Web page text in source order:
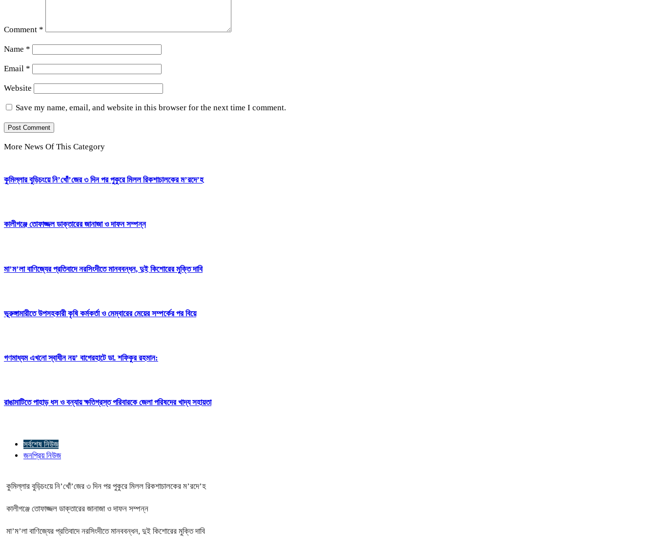
Comment *
Name *
Email *
Website
Save my name, email, and website in this browser for the next time I comment.
More News Of This Category
কুমিল্লার বুড়িচংয়ে নি’খোঁ’জের ৩ দিন পর পুকুরে মিলল রিকশাচালকের ম’রদে’হ
কালীগঞ্জে তোফাজ্জল ডাক্তারের জানাজা ও দাফন সম্পন্ন
মা’ম’লা বাণিজ্যের প্রতিবাদে নরসিংদীতে মানববন্ধন, দুই কিশোরের মুক্তি দাবি
ভূরুঙ্গামারীতে উপসহকারী কৃষি কর্মকর্তা ও মেম্বারের মেয়ের সম্পর্কের পর বিয়ে
গণমাধ্যম এখনো স্বাধীন নয়’ বাগেরহাটে ডা. শফিকুর রহমান:
রাঙামাটিতে পাহাড় ধস ও বন্যায় ক্ষতিগ্রস্ত পরিবারকে জেলা পরিষদের খাদ্য সহায়তা
সর্বশেষ নিউজ
জনপ্রিয় নিউজ
কুমিল্লার বুড়িচংয়ে নি’খোঁ’জের ৩ দিন পর পুকুরে মিলল রিকশাচালকের ম’রদে’হ
কালীগঞ্জে তোফাজ্জল ডাক্তারের জানাজা ও দাফন সম্পন্ন
মা’ম’লা বাণিজ্যের প্রতিবাদে নরসিংদীতে মানববন্ধন, দুই কিশোরের মুক্তি দাবি